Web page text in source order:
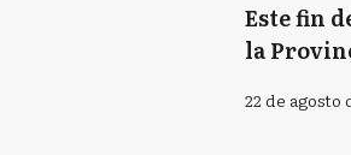
Este fin
la
22 de agosto